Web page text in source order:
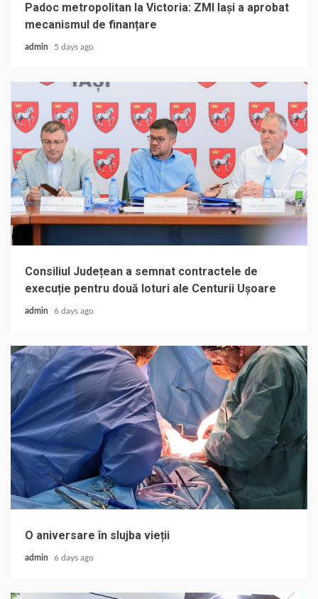
Padoc metropolitan la Victoria: ZMI Iași a aprobat
mecanismul de finanțare
admin 5 days ago
Consiliul Județean a semnat contractele de
execuție pentru două loturi ale Centurii Ușoare
admin 6 days ago
O aniversare în slujba vieții
admin 6 days ago